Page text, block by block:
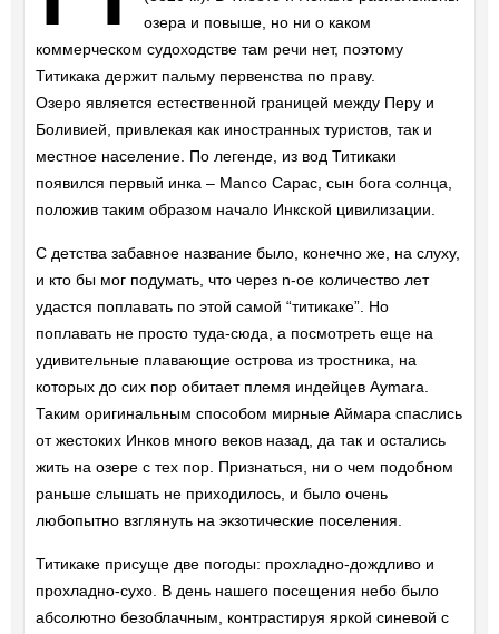
озера и повыше, но ни о каком
коммерческом судоходстве там речи нет, поэтому
Титикака держит пальму первенства по праву.
Озеро является естественной границей между Перу и
Боливией, привлекая как иностранных туристов, так и
местное население. По легенде, из вод Титикаки
появился первый инка – Manco Capac, сын бога солнца,
положив таким образом начало Инкской цивилизации.
С детства забавное название было, конечно же, на слуху,
и кто бы мог подумать, что через n-ое количество лет
удастся поплавать по этой самой “титикаке”. Но
поплавать не просто туда-сюда, а посмотреть еще на
удивительные плавающие острова из тростника, на
которых до сих пор обитает племя индейцев Aymara.
Таким оригинальным способом мирные Аймара спаслись
от жестоких Инков много веков назад, да так и остались
жить на озере с тех пор. Признаться, ни о чем подобном
раньше слышать не приходилось, и было очень
любопытно взглянуть на экзотические поселения.
Титикаке присуще две погоды: прохладно-дождливо и
прохладно-сухо. В день нашего посещения небо было
абсолютно безоблачным, контрастируя яркой синевой с